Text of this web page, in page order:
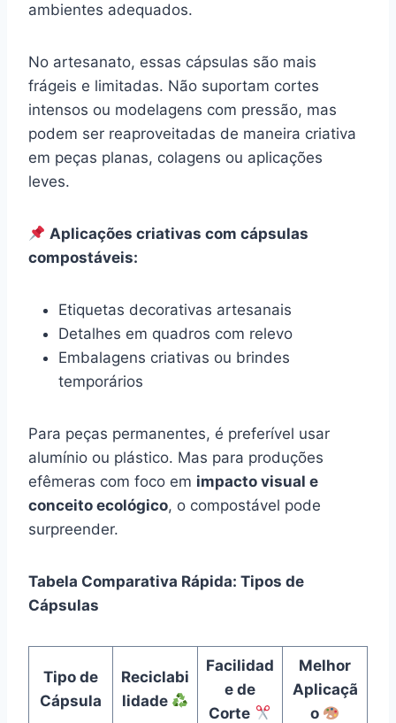
ambientes adequados.
No artesanato, essas cápsulas são mais
frágeis e limitadas. Não suportam cortes
intensos ou modelagens com pressão, mas
podem ser reaproveitadas de maneira criativa
em peças planas, colagens ou aplicações
leves.
Aplicações criativas com cápsulas
compostáveis:
Etiquetas decorativas artesanais
Detalhes em quadros com relevo
Embalagens criativas ou brindes
temporários
Para peças permanentes, é preferível usar
alumínio ou plástico. Mas para produções
efêmeras com foco em impacto visual e
conceito ecológico, o compostável pode
surpreender.
Tabela Comparativa Rápida: Tipos de
Cápsulas
Tipo de
Cápsula
Reciclabi
lidade
Facilidad
e de
Corte
Melhor
Aplicaçã
o